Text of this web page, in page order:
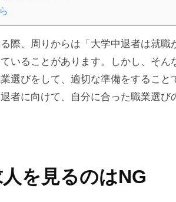
際、周りからは「大学中退者は就
いることがあります。しかし、そん
選びをして、適切な準備をすること
者に向けて、自分に合った職業選び
を見るのはNG